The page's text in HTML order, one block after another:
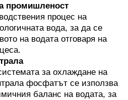
промишленост
процес на
вода, за да се
на водата отговаря на
за охлаждане на
фосфатът се използва
баланс на водата, за